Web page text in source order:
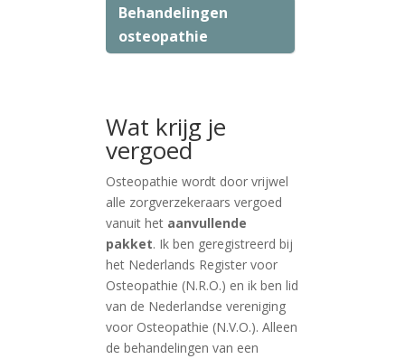
Behandelingen
osteopathie
Wat krijg je
vergoed
Osteopathie wordt door vrijwel
alle zorgverzekeraars vergoed
vanuit het aanvullende
pakket. Ik ben geregistreerd bij
het Nederlands Register voor
Osteopathie (N.R.O.) en ik ben lid
van de Nederlandse vereniging
voor Osteopathie (N.V.O.). Alleen
de behandelingen van een